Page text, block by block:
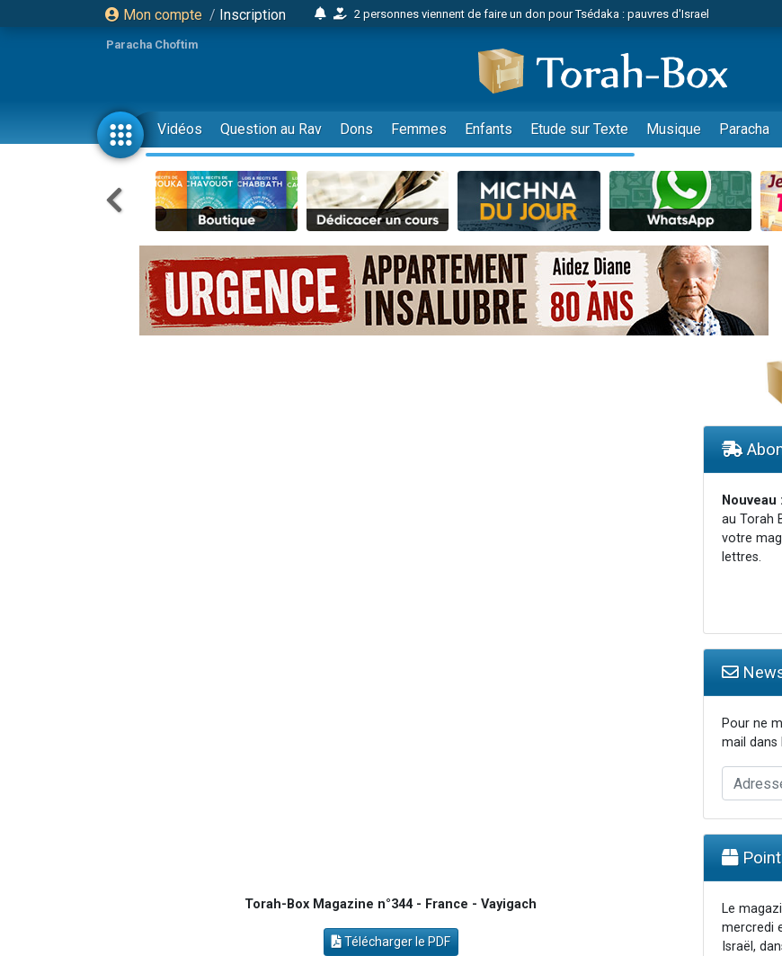
Mon compte / Inscription
3 personnes viennent de nous rejoindre sur WhatsApp
3 personnes viennent de faire un don pour Diane, 80 ans, dans un appartement
Il reste 49 places pour étudier en groupe sur Zoom
2 personnes viennent de nous rejoindre sur WhatsApp
29 personnes viennent de demander une bénédiction
Il reste 49 places pour étudier en groupe sur Zoom
2 personnes viennent de nous rejoindre sur WhatsApp
6 personnes viennent de nous rejoindre sur WhatsApp
4 personnes viennent de faire un don pour Reloger Rivka, 6 enfants, victime de
2 personnes viennent de faire un don pour 1 Journée de Vacances Pour les Enfants
4 personnes viennent de nous rejoindre sur WhatsApp
17 personnes viennent de demander une bénédiction
Paracha Choftim
Vidéos Question au Rav Dons Femmes Enfants Etude sur Texte Musique Paracha
Torah-Box Magazine n°344 - France - Vayigach
Télécharger le PDF
Nouveau :
au Torah
votre
lettres.
Pour ne
mail dans
Le
mercredi
Israël,